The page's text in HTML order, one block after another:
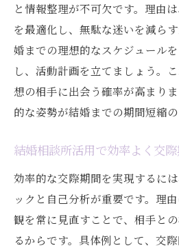
と情報整理が不可欠です。理由
を最適化し、無駄な迷いを減ら
婚までの理想的なスケジュール
し、活動計画を立てましょう。
想の相手に出会う確率が高まり
的な姿勢が結婚までの期間短縮の
結婚相談所活用で効率よく交
効率的な交際期間を実現するに
ックと自己分析が重要です。理
観を常に見直すことで、相手と
るからです。具体例として、交